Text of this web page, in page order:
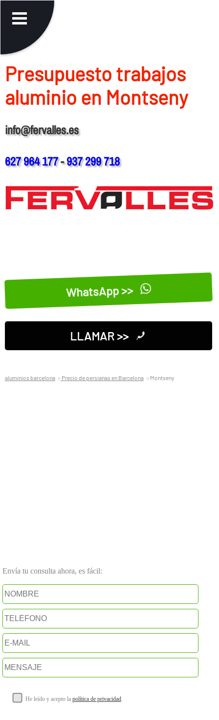
Presupuesto trabajos
aluminio en Montseny
info@fervalles.es
627 964 177-937 299 718
WhatsApp >>
LLAMAR >>
aluminios barcelona Precio de persianas en Barcelona Montseny
Envía tu consulta ahora, es fácil:
He leído y acepto la política de privacidad.